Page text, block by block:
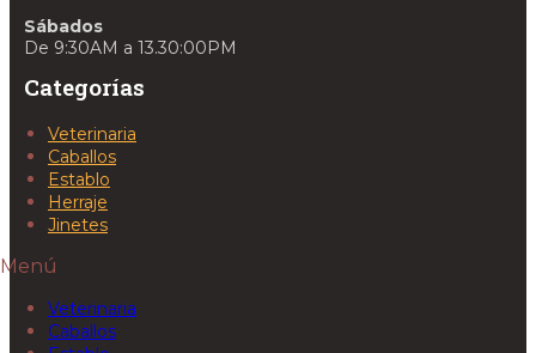
Sábados
De 9:30AM a 13.30:00PM
Categorías
Veterinaria
Caballos
Establo
Herraje
Jinetes
Menú
Veterinaria
Caballos